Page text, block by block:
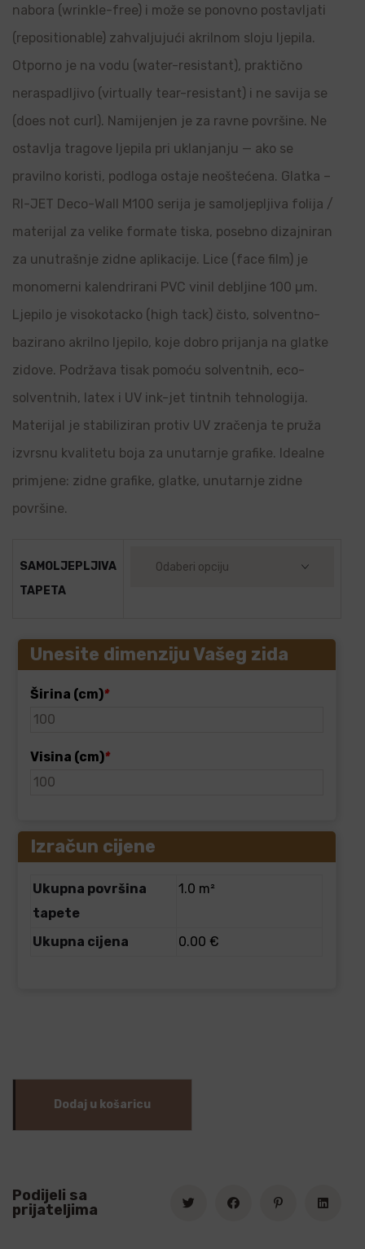
nabora (wrinkle-free) i može se ponovno postavljati
(repositionable) zahvaljujući akrilnom sloju ljepila.
Otporno je na vodu (water-resistant), praktično
neraspadljivo (virtually tear-resistant) i ne savija se
(does not curl). Namijenjen je za ravne površine. Ne
ostavlja tragove ljepila pri uklanjanju — ako se
pravilno koristi, podloga ostaje neoštećena. Glatka –
RI-JET Deco-Wall M100 serija je samoljepljiva folija /
materijal za velike formate tiska, posebno dizajniran
za unutrašnje zidne aplikacije. Lice (face film) je
monomerni kalendrirani PVC vinil debljine 100 µm.
Ljepilo je visokotacko (high tack) čisto, solventno-
bazirano akrilno ljepilo, koje dobro prijanja na glatke
zidove. Podržava tisak pomoću solventnih, eco-
solventnih, latex i UV ink-jet tintnih tehnologija.
Materijal je stabiliziran protiv UV zračenja te pruža
izvrsnu kvalitetu boja za unutarnje grafike. Idealne
primjene: zidne grafike, glatke, unutarnje zidne
površine.
SAMOLJEPLJIVA
TAPETA
Unesite dimenziju Vašeg zida
Širina (cm)*
Visina (cm)*
Izračun cijene
Ukupna površina
tapete
1.0 m²
Ukupna cijena 0.00 €
Dodaj u košaricu
Podijeli sa
prijateljima